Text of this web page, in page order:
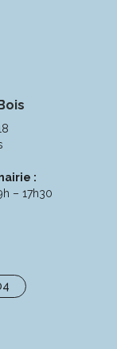
:
– 17h30